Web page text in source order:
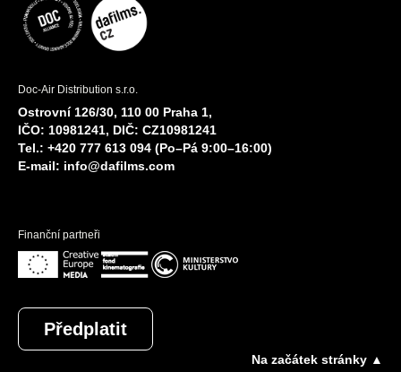
Doc-Air Distribution s.r.o.
Ostrovní 126/30, 110 00 Praha 1,
IČO: 10981241, DIČ: CZ10981241
Tel.: +420 777 613 094 (Po–Pá 9:00–16:00)
E-mail: info@dafilms.com
Finanční partneři
Předplatit
Na začátek stránky ▲